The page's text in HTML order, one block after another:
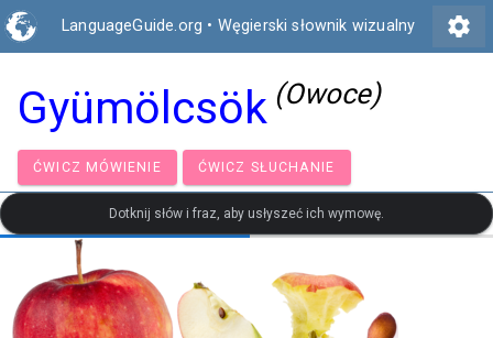
LanguageGuide.org • Węgierski słownik wizualny settings
Gyümölcsök (Owoce)
ĆWICZ MÓWIENIE ĆWICZ SŁUCHANIE
Dotknij słów i fraz, aby usłyszeć ich wymowę.